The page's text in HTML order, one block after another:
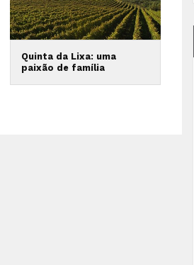
Quinta da Lixa: uma
paixão de família